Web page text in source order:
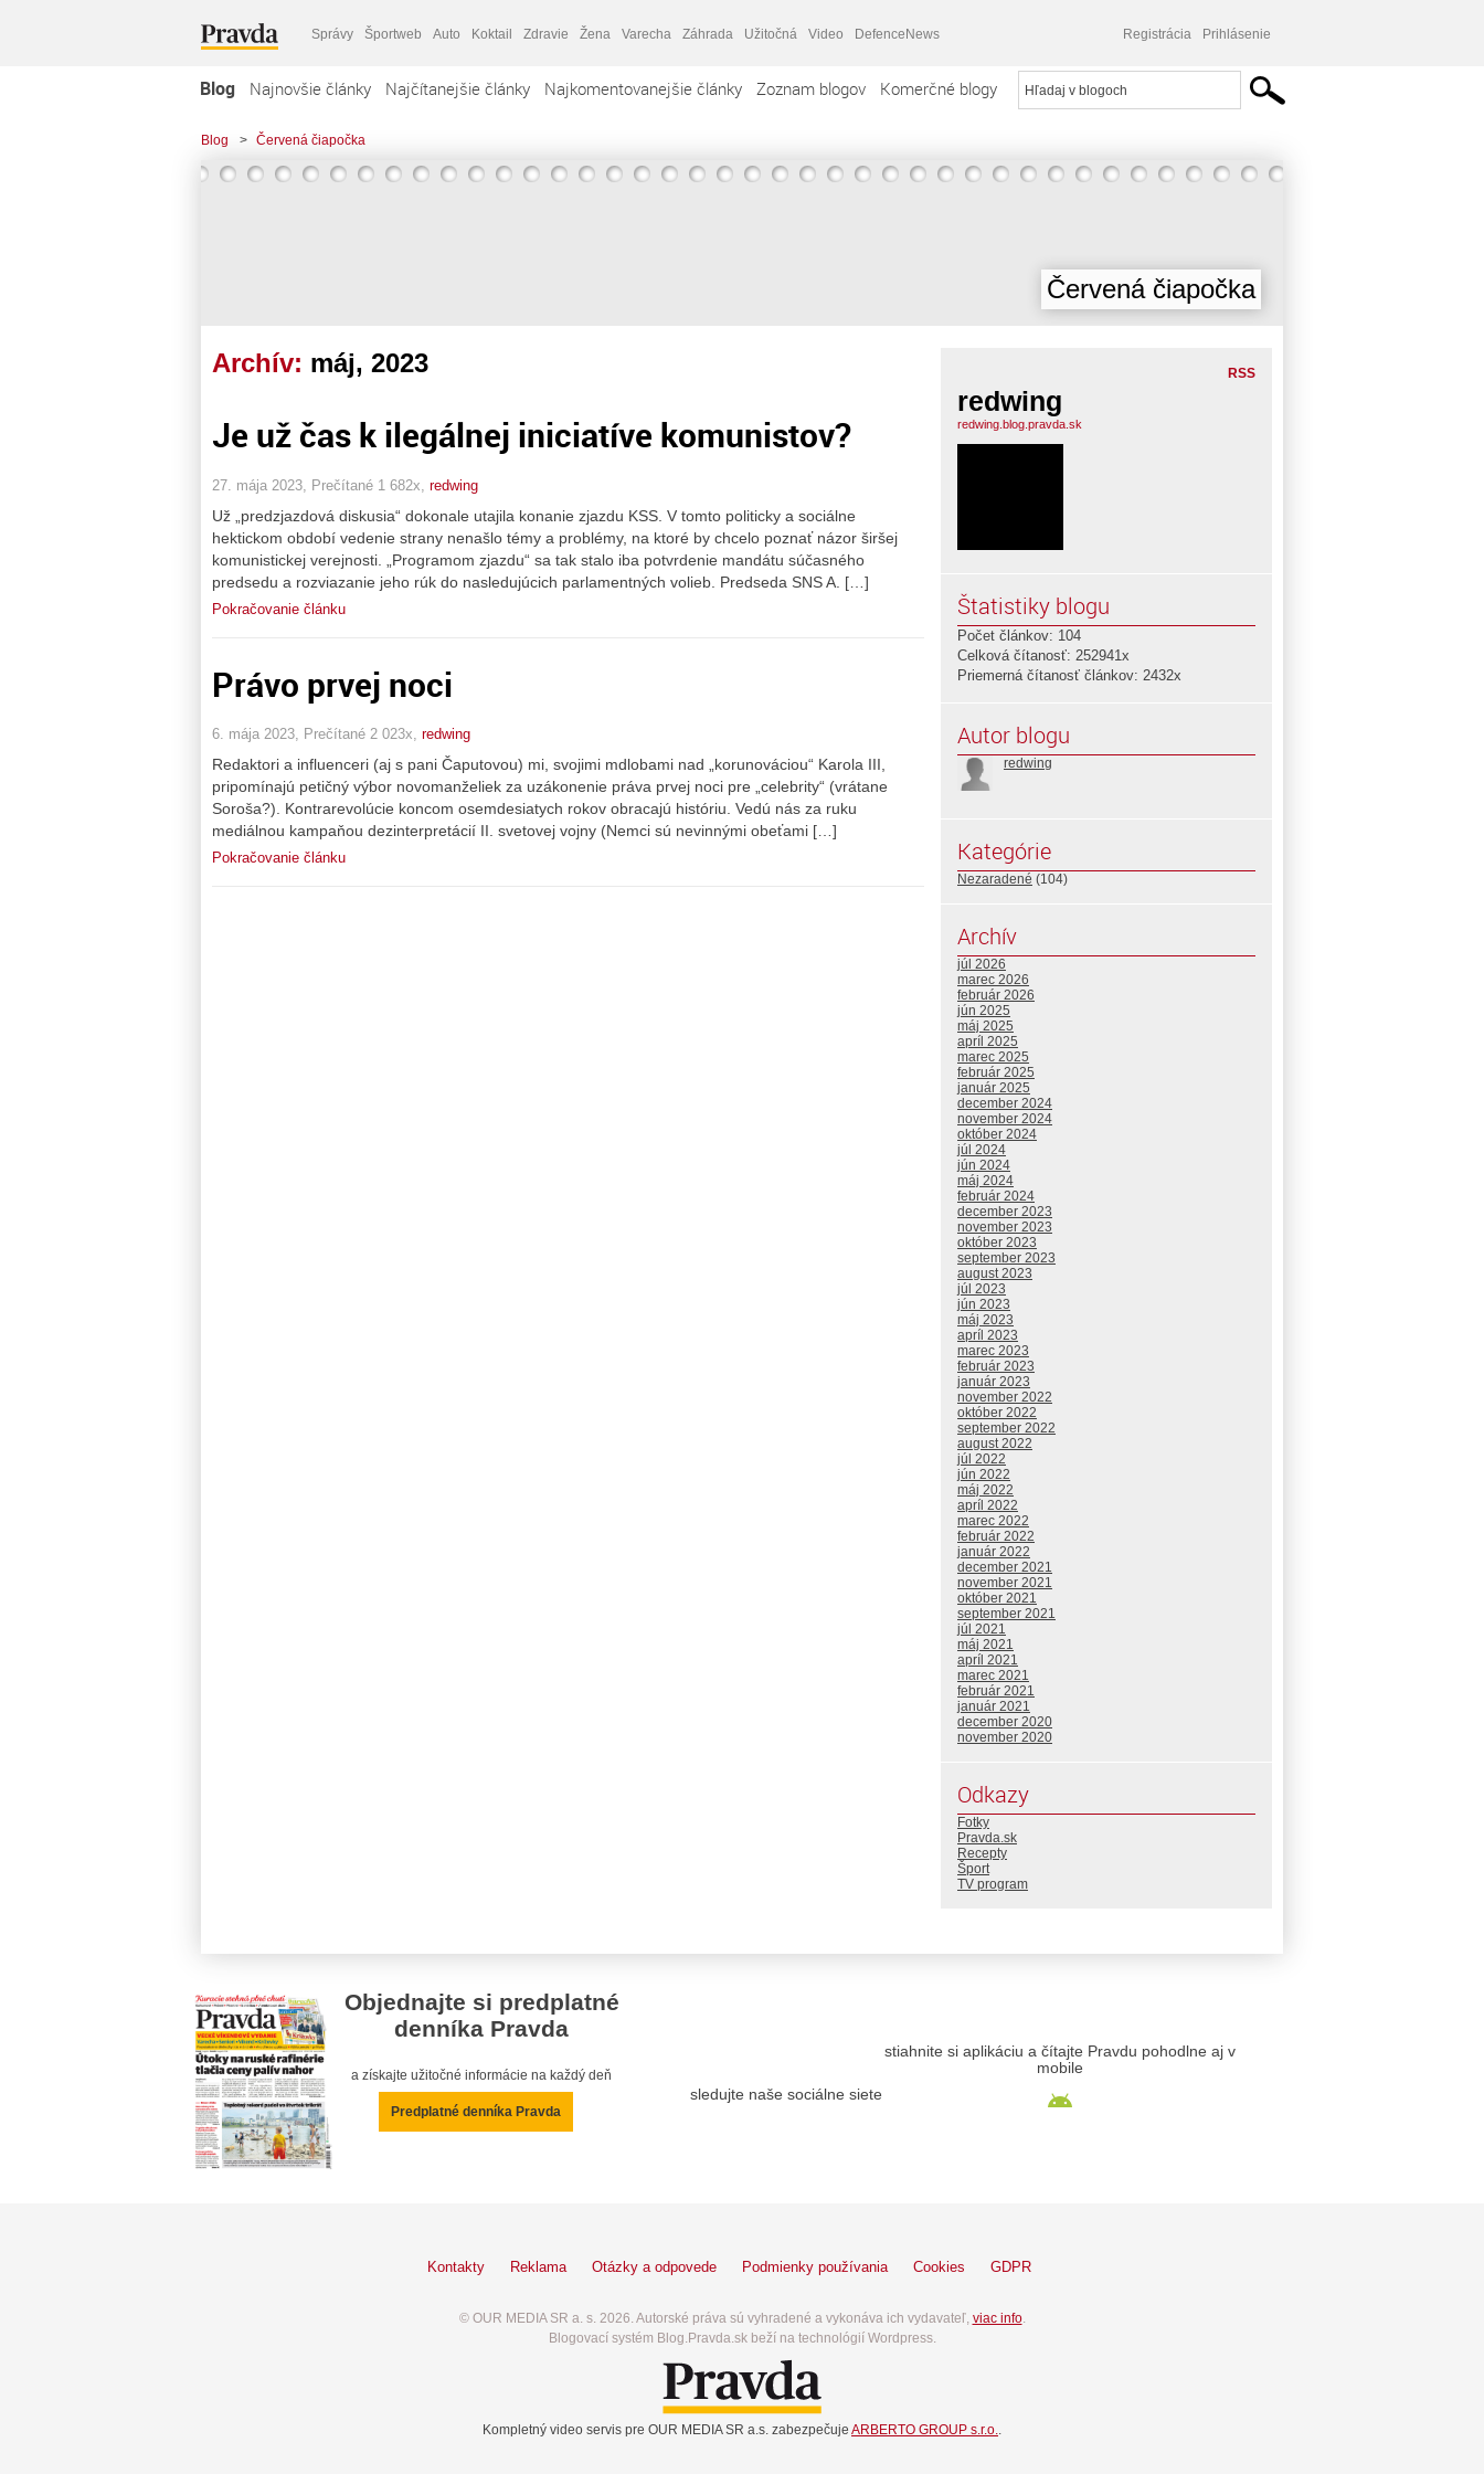
Správy Športweb Auto Koktail Zdravie Žena Varecha Záhrada Užitočná Video DefenceNews Registrácia Prihlásenie
Blog Najnovšie články Najčítanejšie články Najkomentovanejšie články Zoznam blogov Komerčné blogy
Blog > Červená čiapočka
Červená čiapočka
Archív: máj, 2023
Je už čas k ilegálnej iniciatíve komunistov?
27. mája 2023, Prečítané 1 682x, redwing
Už „predzjazdová diskusia“ dokonale utajila konanie zjazdu KSS. V tomto politicky a sociálne
hektickom období vedenie strany nenašlo témy a problémy, na ktoré by chcelo poznať názor širšej
komunistickej verejnosti. „Programom zjazdu“ sa tak stalo iba potvrdenie mandátu súčasného
predsedu a rozviazanie jeho rúk do nasledujúcich parlamentných volieb. Predseda SNS A. […]
Pokračovanie článku
Právo prvej noci
6. mája 2023, Prečítané 2 023x, redwing
Redaktori a influenceri (aj s pani Čaputovou) mi, svojimi mdlobami nad „korunováciou“ Karola III,
pripomínajú petičný výbor novomanželiek za uzákonenie práva prvej noci pre „celebrity“ (vrátane
Soroša?). Kontrarevolúcie koncom osemdesiatych rokov obracajú históriu. Vedú nás za ruku
mediálnou kampaňou dezinterpretácií II. svetovej vojny (Nemci sú nevinnými obeťami […]
Pokračovanie článku
RSS
redwing
redwing.blog.pravda.sk
Štatistiky blogu
Počet článkov: 104
Celková čítanosť: 252941x
Priemerná čítanosť článkov: 2432x
Autor blogu
redwing
Kategórie
Nezaradené (104)
Archív
júl 2026
marec 2026
február 2026
jún 2025
máj 2025
apríl 2025
marec 2025
február 2025
január 2025
december 2024
november 2024
október 2024
júl 2024
jún 2024
máj 2024
február 2024
december 2023
november 2023
október 2023
september 2023
august 2023
júl 2023
jún 2023
máj 2023
apríl 2023
marec 2023
február 2023
január 2023
november 2022
október 2022
september 2022
august 2022
júl 2022
jún 2022
máj 2022
apríl 2022
marec 2022
február 2022
január 2022
december 2021
november 2021
október 2021
september 2021
júl 2021
máj 2021
apríl 2021
marec 2021
február 2021
január 2021
december 2020
november 2020
Odkazy
Fotky
Pravda.sk
Recepty
Šport
TV program
Objednajte si predplatné
denníka Pravda
a získajte užitočné informácie na každý deň
Predplatné denníka Pravda
sledujte naše sociálne siete
stiahnite si aplikáciu a čítajte Pravdu pohodlne aj v
mobile
Kontakty Reklama Otázky a odpovede Podmienky používania Cookies GDPR
© OUR MEDIA SR a. s. 2026. Autorské práva sú vyhradené a vykonáva ich vydavateľ, viac info.
Blogovací systém Blog.Pravda.sk beží na technológií Wordpress.
Kompletný video servis pre OUR MEDIA SR a.s. zabezpečuje ARBERTO GROUP s.r.o..